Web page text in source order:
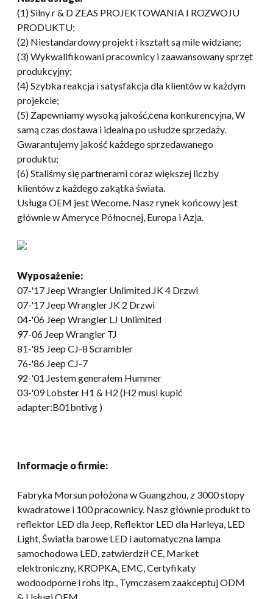
(1) Silny r & D ZEAS PROJEKTOWANIA I ROZWOJU
PRODUKTU;
(2) Niestandardowy projekt i kształt są mile widziane;
(3) Wykwalifikowani pracownicy i zaawansowany sprzęt
produkcyjny;
(4) Szybka reakcja i satysfakcja dla klientów w każdym
projekcie;
(5) Zapewniamy wysoką jakość,cena konkurencyjna, W
samą czas dostawa i idealna po usłudze sprzedaży.
Gwarantujemy jakość każdego sprzedawanego
produktu;
(6) Staliśmy się partnerami coraz większej liczby
klientów z każdego zakątka świata.
Usługa OEM jest Wecome. Nasz rynek końcowy jest
głównie w Ameryce Północnej, Europa i Azja.
Wyposażenie:
07-'17 Jeep Wrangler Unlimited JK4 Drzwi
07-'17 Jeep Wrangler JK 2 Drzwi
04-'06 Jeep Wrangler LJ Unlimited
97-06 Jeep Wrangler TJ
81-'85 Jeep CJ-8 Scrambler
76-'86 Jeep CJ-7
92-'01 Jestem generałem Hummer
03-'09 Lobster H1 & H2 (H2 musi kupić
adapter:B01bntivg )
Informacje o firmie:
Fabryka Morsun położona w Guangzhou, z 3000 stopy
kwadratowe i 100 pracownicy. Nasz głównie produkt to
reflektor LED dla Jeep, Reflektor LED dla Harleya, LED
Light, Światła barowe LED i automatyczna lampa
samochodowa LED, zatwierdził CE, Market
elektroniczny, KROPKA, EMC, Certyfikaty
wodoodporne i rohs itp., Tymczasem zaakceptuj ODM
& Usługi OEM.